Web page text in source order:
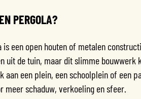
PERGOLA?
is een open houten of metalen
uit de tuin, maar dit slimme
aan een plein, een schoolplein of een
meer schaduw, verkoeling en sfeer.